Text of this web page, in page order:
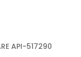
API-517290